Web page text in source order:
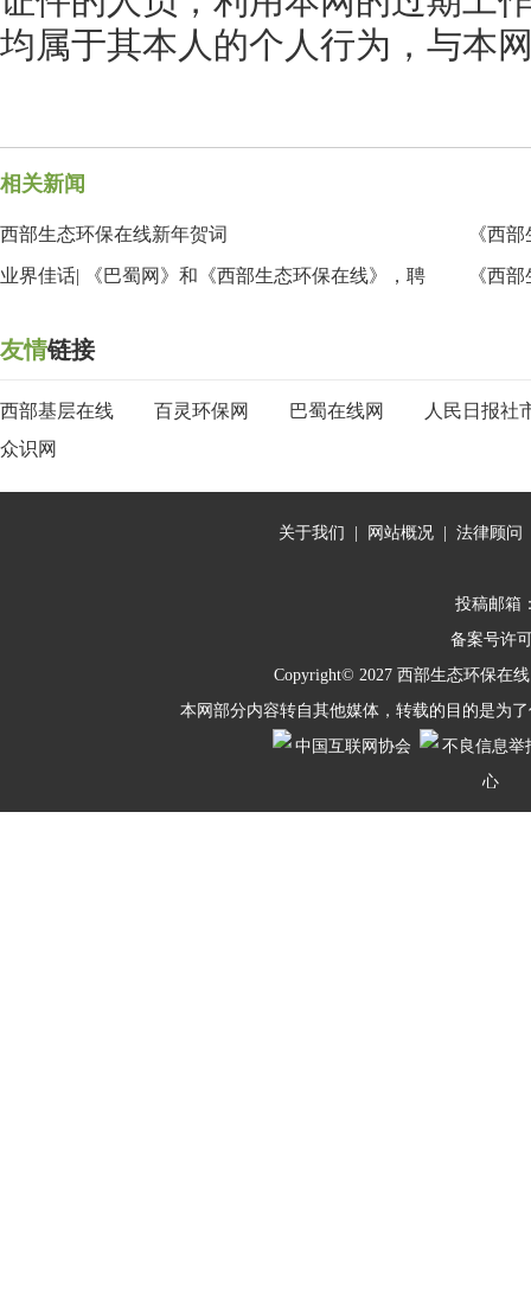
均属于其本人的个人行为，与本
相关新闻
西部生态环保在线新年贺词 《西
业界佳话| 《巴蜀网》和《西部生态环保在线》，聘 《西
友情链接
西部基层在线 百灵环保网 巴蜀在线网
人民日报社
众识网
关于我们 网站概况| 法律顾问
投稿邮箱
备案号许
Copyright© 2027 西部生态环保在线
本网部分内容转自其他媒体，转载的目的是为